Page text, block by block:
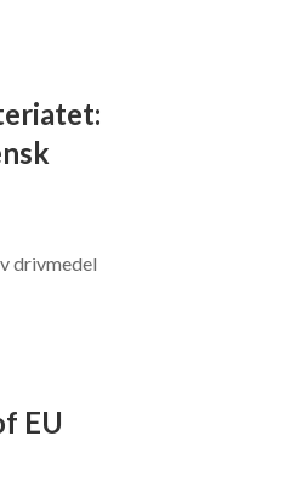
drivmedel
EU